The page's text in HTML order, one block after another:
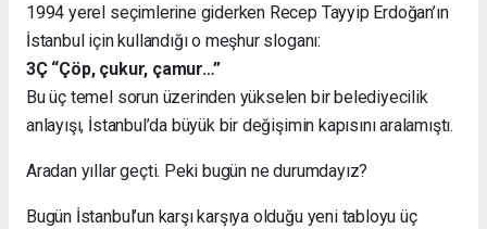
1994 yerel seçimlerine giderken Recep Tayyip Erdoğan’ın
İstanbul için kullandığı o meşhur sloganı:
3Ç “Çöp, çukur, çamur…”
Bu üç temel sorun üzerinden yükselen bir belediyecilik
anlayışı, İstanbul’da büyük bir değişimin kapısını aralamıştı.
Aradan yıllar geçti. Peki bugün ne durumdayız?
Bugün İstanbul’un karşı karşıya olduğu yeni tabloyu üç